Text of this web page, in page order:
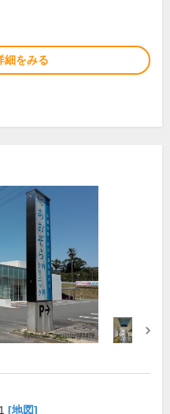
細をみる
[地図]